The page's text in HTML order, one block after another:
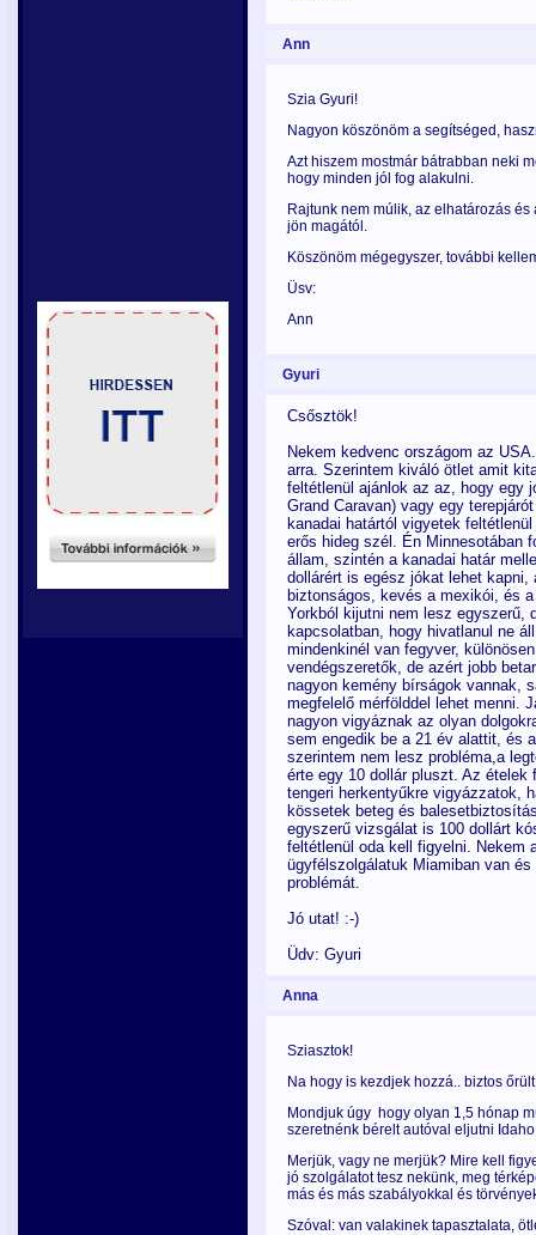
Ann
Szia Gyuri!
Nagyon köszönöm a segítséged,
Azt hiszem mostmár bátrabban neki
hogy minden jól fog alakulni.
Rajtunk nem múlik, az elhatározás
jön magától.
Köszönöm mégegyszer, további
Üsv:
Ann
Gyuri
Csősztök!
Nekem kedvenc országom az
arra. Szerintem kiváló ötlet amit
feltétlenül ajánlok az az, hogy egy
Grand Caravan) vagy egy
kanadai határtól vigyetek
erős hideg szél. Én Minnesotában
állam, szintén a kanadai határ
dollárért is egész jókat lehet
biztonságos, kevés a mexikói, és
Yorkból kijutni nem lesz egyszerű,
kapcsolatban, hogy hivatlanul ne
mindenkinél van fegyver,
vendégszeretők, de azért jobb
nagyon kemény bírságok vannak,
megfelelő mérfölddel lehet menni.
nagyon vigyáznak az olyan
sem engedik be a 21 év alattit, és
szerintem nem lesz probléma,a
érte egy 10 dollár pluszt. Az
tengeri herkentyűkre vigyázzatok,
kössetek beteg és
egyszerű vizsgálat is 100 dollárt
feltétlenül oda kell figyelni. Nekem
ügyfélszolgálatuk Miamiban van
problémát.
Jó utat! :-)
Üdv: Gyuri
Anna
Sziasztok!
Na hogy is kezdjek hozzá.. biztos
Mondjuk úgy hogy olyan 1,5 hónap
szeretnénk bérelt autóval eljutni
Merjük, vagy ne merjük? Mire kell
jó szolgálatot tesz nekünk, meg
más és más szabályokkal és
Szóval: van valakinek tapasztalata,